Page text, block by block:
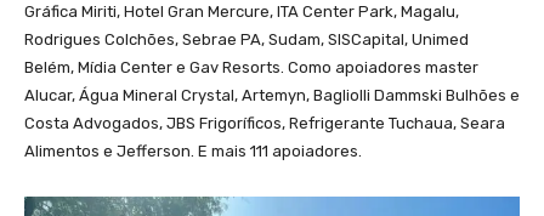
Gráfica Miriti, Hotel Gran Mercure, ITA Center Park, Magalu,
Rodrigues Colchões, Sebrae PA, Sudam, SISCapital, Unimed
Belém, Mídia Center e Gav Resorts. Como apoiadores master
Alucar, Água Mineral Crystal, Artemyn, Bagliolli Dammski Bulhões e
Costa Advogados, JBS Frigoríficos, Refrigerante Tuchaua, Seara
Alimentos e Jefferson. E mais 111 apoiadores.